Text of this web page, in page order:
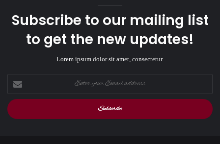
Subscribe to our mailing list
to get the new updates!
Lorem ipsum dolor sit amet, consectetur.
your
Email
address